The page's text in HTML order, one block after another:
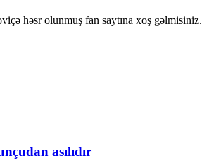
həsr olunmuş fan saytına xoş gəlmisiniz.
asılıdır